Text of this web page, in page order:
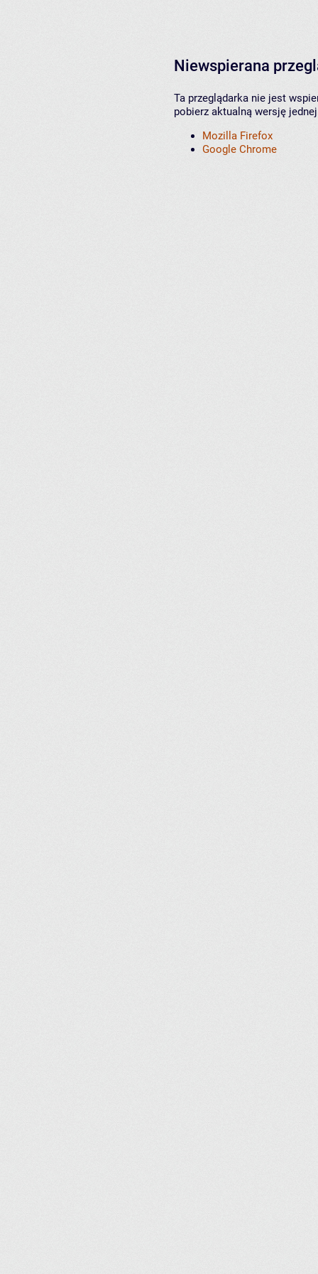
Niewspierana
Ta przeglądarka nie jest
pobierz aktualną wersję
Mozilla Firefox
Google Chrome